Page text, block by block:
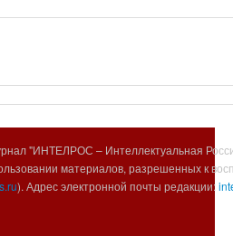
"ИНТЕЛРОС – Интеллектуальная
материалов, разрешенных к
). Адрес электронной почты редакции: